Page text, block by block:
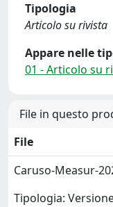
Tipologia
Articolo su rivista
Appare nelle
01 - Articolo su
File in questo
File
Caruso-Measur-
Tipologia: